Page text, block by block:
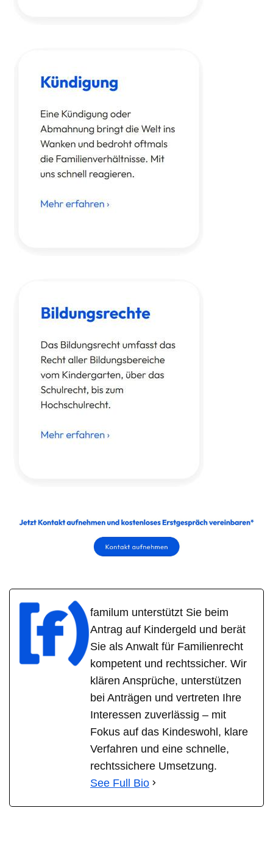
familum unterstützt Sie beim
Antrag auf Kindergeld und berät
Sie als Anwalt für Familienrecht
kompetent und rechtssicher. Wir
klären Ansprüche, unterstützen
bei Anträgen und vertreten Ihre
Interessen zuverlässig – mit
Fokus auf das Kindeswohl, klare
Verfahren und eine schnelle,
rechtssichere Umsetzung.
See Full Bio